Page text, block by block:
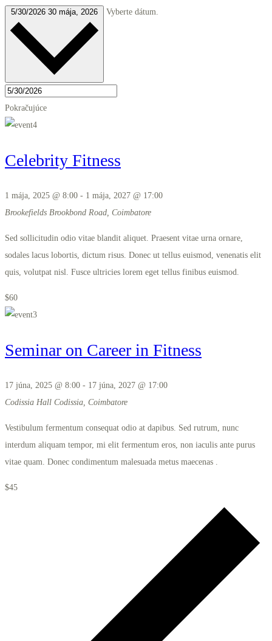
5/30/2026 30 mája, 2026 Vyberte dátum.
Pokračujúce
Celebrity Fitness
1 mája, 2025 @ 8:00 - 1 mája, 2027 @ 17:00
Brookefields Brookbond Road, Coimbatore
Sed sollicitudin odio vitae blandit aliquet. Praesent vitae urna ornare,
sodales lacus lobortis, dictum risus. Donec ut tellus euismod, venenatis elit
quis, volutpat nisl. Fusce ultricies lorem eget tellus finibus euismod.
$60
Seminar on Career in Fitness
17 júna, 2025 @ 8:00 - 17 júna, 2027 @ 17:00
Codissia Hall Codissia, Coimbatore
Vestibulum fermentum consequat odio at dapibus. Sed rutrum, nunc
interdum aliquam tempor, mi elit fermentum eros, non iaculis ante purus
vitae quam. Donec condimentum malesuada metus maecenas .
$45